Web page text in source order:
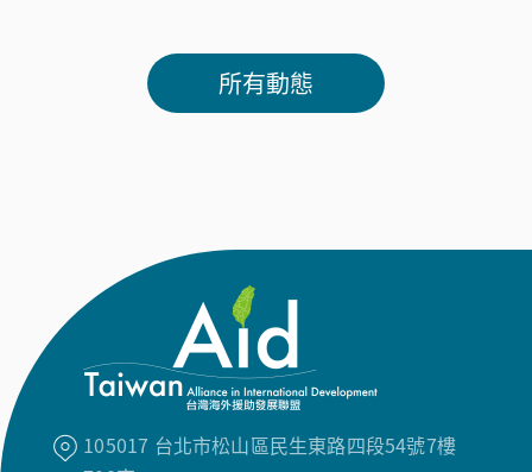
105017 台北市松山區民生東路四段54號7樓